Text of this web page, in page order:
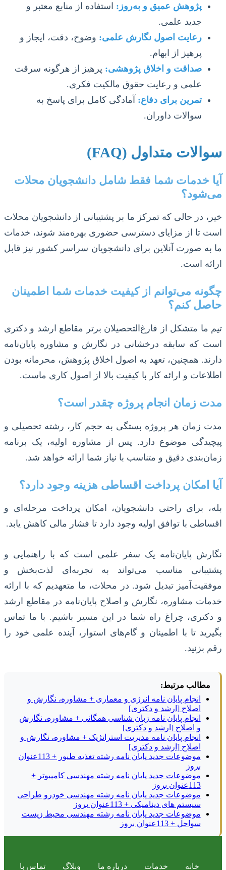
پژوهش عمیق و به‌روز: استفاده از منابع معتبر و
جدید علمی.
رعایت اصول نگارش علمی: وضوح، دقت، ایجاز و
پرهیز از ابهام.
صداقت و اخلاق پژوهشی: پرهیز از هرگونه سرقت
علمی و رعایت حقوق مالکیت فکری.
تمرین برای دفاع: آمادگی کامل برای پاسخ به
سوالات داوران.
سوالات متداول (FAQ)
آیا خدمات شما فقط شامل دانشجویان محلات
می‌شود؟
خیر، در حالی که تمرکز ما بر پشتیبانی از دانشجویان محلات
است تا از مزایای دسترسی حضوری بهره‌مند شوند، خدمات
ما به صورت آنلاین برای دانشجویان سراسر کشور نیز قابل
ارائه است.
چگونه می‌توانم از کیفیت خدمات شما اطمینان
حاصل کنم؟
تیم ما متشکل از فارغ‌التحصیلان برتر مقاطع ارشد و دکتری
است که سابقه درخشانی در نگارش و مشاوره پایان‌نامه
دارند. همچنین، تعهد به اصول اخلاق پژوهش، محرمانه بودن
اطلاعات و ارائه کار با کیفیت بالا از اصول کاری ماست.
مدت زمان انجام پروژه چقدر است؟
مدت زمان هر پروژه بستگی به حجم کار، رشته تحصیلی و
پیچیدگی موضوع دارد. پس از مشاوره اولیه، یک برنامه
زمان‌بندی دقیق و متناسب با نیاز شما ارائه خواهد شد.
آیا امکان پرداخت اقساطی هزینه وجود دارد؟
بله، برای راحتی دانشجویان، امکان پرداخت مرحله‌ای و
اقساطی با توافق اولیه وجود دارد تا فشار مالی کاهش یابد.
نگارش پایان‌نامه یک سفر علمی است که با راهنمایی و
پشتیبانی مناسب می‌تواند به تجربه‌ای لذت‌بخش و
موفقیت‌آمیز تبدیل شود. در محلات، ما متعهدیم که با ارائه
خدمات مشاوره، نگارش و اصلاح پایان‌نامه در مقاطع ارشد
و دکتری، چراغ راه شما در این مسیر باشیم. با ما تماس
بگیرید تا با اطمینان و گام‌های استوار، آینده علمی خود را
رقم بزنید.
مطالب مرتبط:
انجام پایان نامه انرژی و معماری + مشاوره، نگارش و
اصلاح [ارشد و دکتری]
انجام پایان نامه زبان شناسی همگانی + مشاوره، نگارش
و اصلاح [ارشد و دکتری]
انجام پایان نامه مدیریت استراتژیک + مشاوره، نگارش و
اصلاح [ارشد و دکتری]
موضوعات جدید پایان نامه رشته تغذیه طیور + 113عنوان
بروز
موضوعات جدید پایان نامه رشته مهندسی کامپیوتر +
113عنوان بروز
موضوعات جدید پایان نامه رشته مهندسی خودرو طراحی
سیستم های دینامیکی + 113عنوان بروز
موضوعات جدید پایان نامه رشته مهندسی محیط زیست
سواحل + 113عنوان بروز
خانه خدمات درباره ما وبلاگ تماس با